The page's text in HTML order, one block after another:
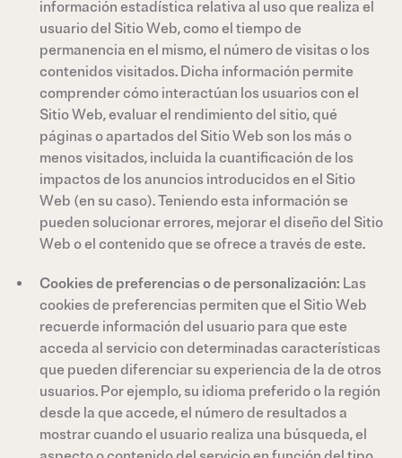
información estadística relativa al uso que realiza el
usuario del Sitio Web, como el tiempo de
permanencia en el mismo, el número de visitas o los
contenidos visitados. Dicha información permite
comprender cómo interactúan los usuarios con el
Sitio Web, evaluar el rendimiento del sitio, qué
páginas o apartados del Sitio Web son los más o
menos visitados, incluida la cuantificación de los
impactos de los anuncios introducidos en el Sitio
Web (en su caso). Teniendo esta información se
pueden solucionar errores, mejorar el diseño del Sitio
Web o el contenido que se ofrece a través de este.
Cookies de preferencias o de personalización: Las
cookies de preferencias permiten que el Sitio Web
recuerde información del usuario para que este
acceda al servicio con determinadas características
que pueden diferenciar su experiencia de la de otros
usuarios. Por ejemplo, su idioma preferido o la región
desde la que accede, el número de resultados a
mostrar cuando el usuario realiza una búsqueda, el